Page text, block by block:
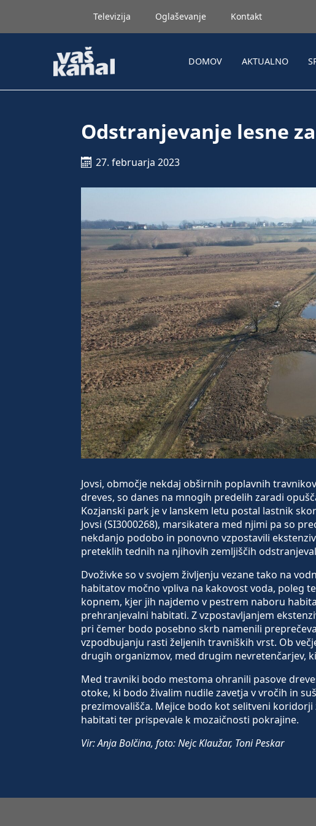
Televizija Oglaševanje Kontakt
DOMOV AKTUALNO
Odstranjevanje lesne
27. februarja 2023
Jovsi, območje nekdaj obširnih poplavnih
dreves, so danes na mnogih predelih zaradi
Kozjanski park je v lanskem letu postal lastnik
Jovsi (SI3000268), marsikatera med njimi pa so
nekdanjo podobo in ponovno vzpostavili
preteklih tednih na njihovih zemljiščih
Dvoživke so v svojem življenju vezane tako na
habitatov močno vpliva na kakovost voda, poleg
kopnem, kjer jih najdemo v pestrem naboru
prehranjevalni habitati. Z vzpostavljanjem
pri čemer bodo posebno skrb namenili
vzpodbujanju rasti željenih travniških vrst. Ob
drugih organizmov, med drugim nevretenčarjev,
Med travniki bodo mestoma ohranili pasove
otoke, ki bodo živalim nudile zavetja v vročih in
prezimovališča. Mejice bodo kot selitveni
habitati ter prispevale k mozaičnosti pokrajine.
Vir: Anja Bolčina, foto: Nejc Klaužar, Toni Peskar